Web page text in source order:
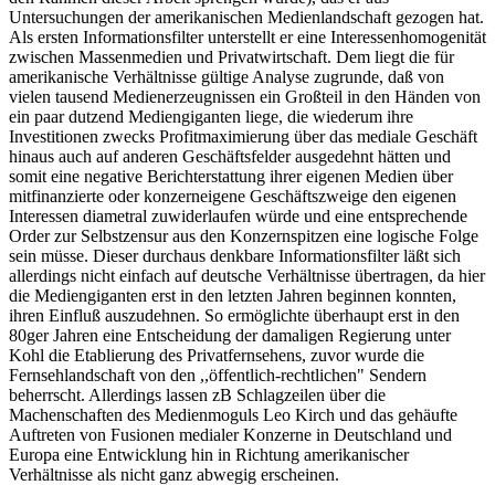
Untersuchungen der amerikanischen Medienlandschaft gezogen hat.
Als ersten Informationsfilter unterstellt er eine Interessenhomogenität
zwischen Massenmedien und Privatwirtschaft. Dem liegt die für
amerikanische Verhältnisse gültige Analyse zugrunde, daß von
vielen tausend Medienerzeugnissen ein Großteil in den Händen von
ein paar dutzend Mediengiganten liege, die wiederum ihre
Investitionen zwecks Profitmaximierung über das mediale Geschäft
hinaus auch auf anderen Geschäftsfelder ausgedehnt hätten und
somit eine negative Berichterstattung ihrer eigenen Medien über
mitfinanzierte oder konzerneigene Geschäftszweige den eigenen
Interessen diametral zuwiderlaufen würde und eine entsprechende
Order zur Selbstzensur aus den Konzernspitzen eine logische Folge
sein müsse. Dieser durchaus denkbare Informationsfilter läßt sich
allerdings nicht einfach auf deutsche Verhältnisse übertragen, da hier
die Mediengiganten erst in den letzten Jahren beginnen konnten,
ihren Einfluß auszudehnen. So ermöglichte überhaupt erst in den
80ger Jahren eine Entscheidung der damaligen Regierung unter
Kohl die Etablierung des Privatfernsehens, zuvor wurde die
Fernsehlandschaft von den ,,öffentlich-rechtlichen" Sendern
beherrscht. Allerdings lassen zB Schlagzeilen über die
Machenschaften des Medienmoguls Leo Kirch und das gehäufte
Auftreten von Fusionen medialer Konzerne in Deutschland und
Europa eine Entwicklung hin in Richtung amerikanischer
Verhältnisse als nicht ganz abwegig erscheinen.